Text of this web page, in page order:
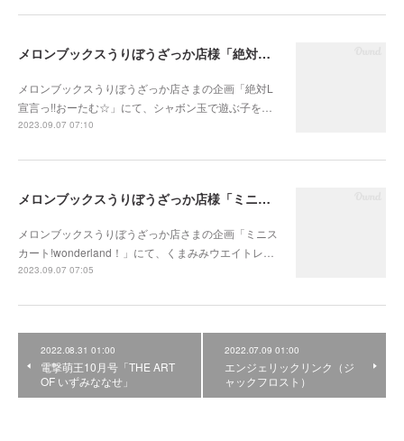
メロンブックスうりぼうざっか店様「絶対L宣言っ!!おーたむ☆」
メロンブックスうりぼうざっか店さまの企画「絶対L
宣言っ!!おーたむ☆」にて、シャボン玉で遊ぶ子を…
2023.09.07 07:10
メロンブックスうりぼうざっか店様「ミニスカート!wonderland！」
メロンブックスうりぼうざっか店さまの企画「ミニス
カート!wonderland！」にて、くまみみウエイトレ…
2023.09.07 07:05
2022.08.31 01:00
電撃萌王10月号「THE ART
OF いずみななせ」
2022.07.09 01:00
エンジェリックリンク（ジ
ャックフロスト）